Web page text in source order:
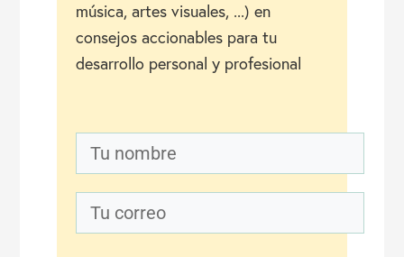
música, artes visuales, ...) en
consejos accionables para tu
desarrollo personal y profesional